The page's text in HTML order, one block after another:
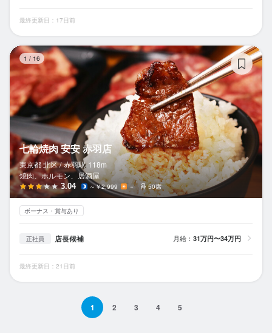
最終更新日：17日前
1 / 16
七輪焼肉 安安 赤羽店
東京都 北区 / 赤羽駅 118m
焼肉、ホルモン、居酒屋
3.04 ～￥2,999 － 50席
ボーナス・賞与あり
正社員 店長候補 月給： 31万円〜34万円
最終更新日：21日前
1 2 3 4 5